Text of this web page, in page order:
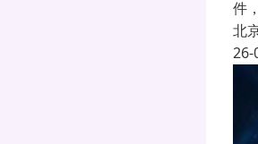
件
北
26-